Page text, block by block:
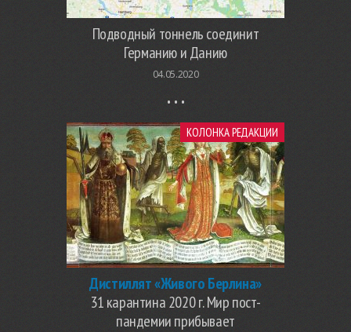
Подводный тоннель соединит
Германию и Данию
04.05.2020
КОЛОНКА РЕДАКЦИИ
Дистиллят «Живого Берлина»
31 карантина 2020 г. Мир пост-
пандемии прибывает